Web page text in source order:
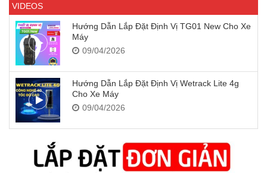
VIDEOS
Hướng Dẫn Lắp Đặt Định Vị TG01 New Cho Xe
Máy
09/04/2026
Hướng Dẫn Lắp Đặt Định Vị Wetrack Lite 4g
Cho Xe Máy
09/04/2026